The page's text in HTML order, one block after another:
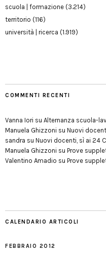
scuola | formazione (3.214)
territorio (116)
università | ricerca (1.919)
COMMENTI RECENTI
Vanna Iori su Alternanza scuola-
Manuela Ghizzoni su Nuovi
sandra su Nuovi docenti, sì ai 24
Manuela Ghizzoni su Prove
Valentino Amadio su Prove
CALENDARIO ARTICOLI
FEBBRAIO 2012